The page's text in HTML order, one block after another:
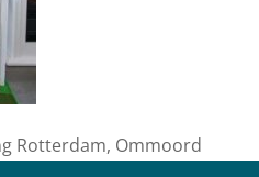
Rotterdam, Ommoord